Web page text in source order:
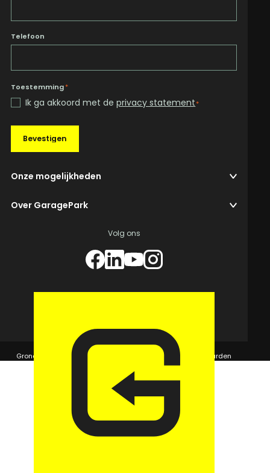
Telefoon
Toestemming*
Ik ga akkoord met deprivacy statement*
Bevestigen
Onze mogelijkheden
Over GaragePark
Volg ons
© 2026 GaragePark.
Grondposities
365Beheer & GaragePark Algemene voorwaarden